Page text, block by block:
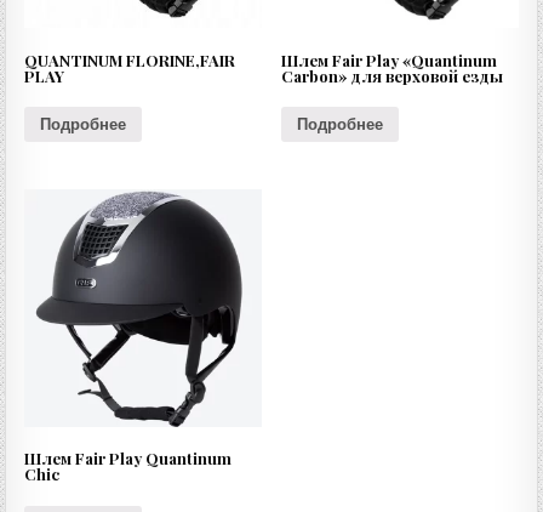
QUANTINUM FLORINE,FAIR
PLAY
Подробнее
Шлем Fair Play «Quantinum
Carbon» для верховой езды
Подробнее
Шлем Fair Play Quantinum
Chic